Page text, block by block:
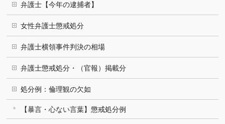
弁護士【今年の逮捕者】
女性弁護士懲戒処分
弁護士横領事件判決の相場
弁護士懲戒処分・（官報）掲載分
処分例：倫理観の欠如
【暴言・心ない言葉】懲戒処分例